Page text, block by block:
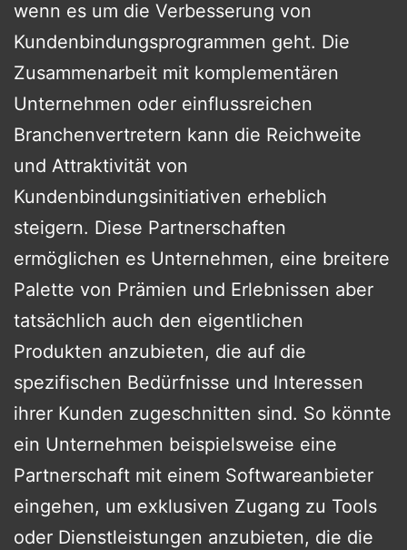
wenn es um die Verbesserung von
Kundenbindungsprogrammen geht. Die
Zusammenarbeit mit komplementären
Unternehmen oder einflussreichen
Branchenvertretern kann die Reichweite
und Attraktivität von
Kundenbindungsinitiativen erheblich
steigern. Diese Partnerschaften
ermöglichen es Unternehmen, eine breitere
Palette von Prämien und Erlebnissen aber
tatsächlich auch den eigentlichen
Produkten anzubieten, die auf die
spezifischen Bedürfnisse und Interessen
ihrer Kunden zugeschnitten sind. So könnte
ein Unternehmen beispielsweise eine
Partnerschaft mit einem Softwareanbieter
eingehen, um exklusiven Zugang zu Tools
oder Dienstleistungen anzubieten, die die